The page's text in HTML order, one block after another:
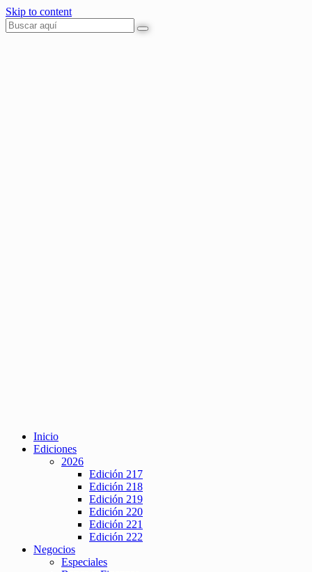
Skip to content
Inicio
Ediciones
2026
Edición 217
Edición 218
Edición 219
Edición 220
Edición 221
Edición 222
Negocios
Especiales